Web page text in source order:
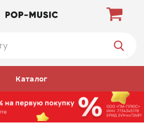
Каталог